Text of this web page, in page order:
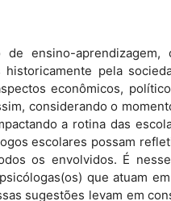
ensino-
pela
econômicos,
considerando o
a rotina das
escolares possam
os envolvidos. É
que atuam
sugestões levam em